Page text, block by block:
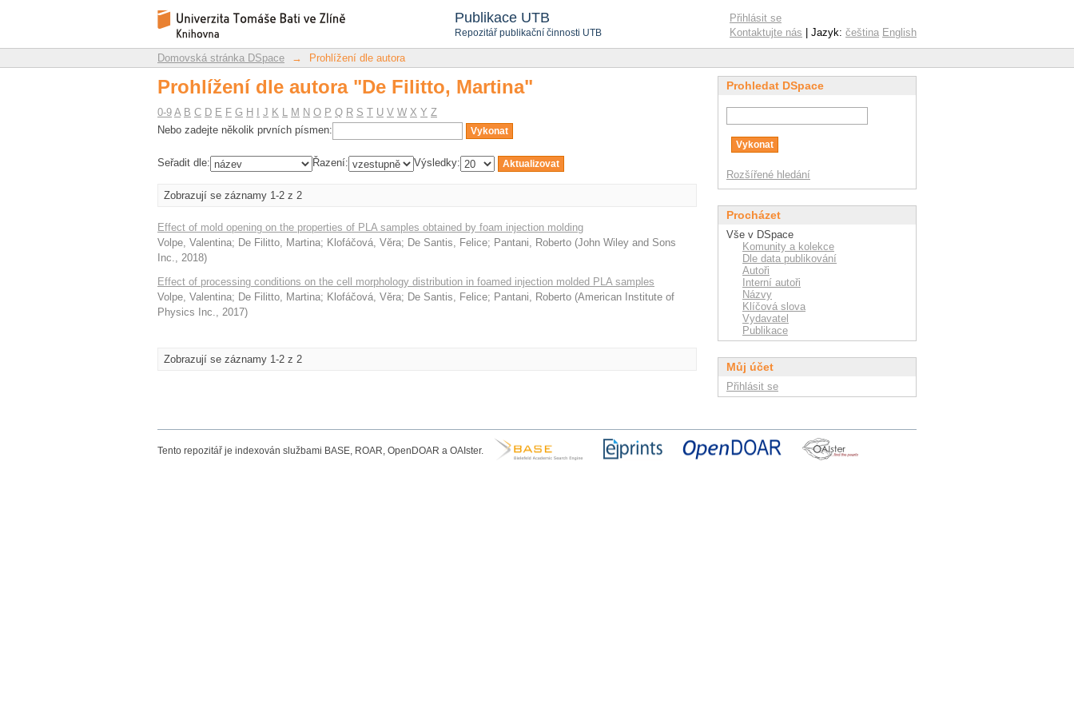
Publikace UTB
Repozitář publikační činnosti UTB
Prohlížení dle autora "De Filitto, Martina"
Repozitář DSpace/Manakin
Přihlásit se
Kontaktujte nás | Jazyk: čeština English
Domovská stránka DSpace → Prohlížení dle autora
Prohlížení dle autora "De Filitto, Martina"
0-9 A B C D E F G H J K L M N O P Q R S T U V W X Y Z
Nebo zadejte několik prvních písmen:
Seřadit dle: Řazení: Výsledky:
Zobrazují se záznamy 1-2 z 2
Effect of mold opening on the properties of PLA samples obtained by foam injection molding
Volpe, Valentina; De Filitto, Martina; Klofáčová, Věra; De Santis, Felice; Pantani, Roberto (John Wiley and Sons
Inc., 2018)
Effect of processing conditions on the cell morphology distribution in foamed injection molded PLA samples
Volpe, Valentina; De Filitto, Martina; Klofáčová, Věra; De Santis, Felice; Pantani, Roberto (American Institute of
Physics Inc., 2017)
Zobrazují se záznamy 1-2 z 2
Prohledat DSpace
Rozšířené hledání
Procházet
Vše v DSpace
Komunity a kolekce
Dle data publikování
Autoři
Interní autoři
Názvy
Klíčová slova
Vydavatel
Publikace
Můj účet
Přihlásit se
Tento repozitář je indexován službami BASE, ROAR, OpenDOAR a OAIster.